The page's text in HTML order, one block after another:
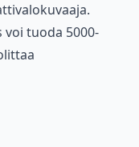
voi tuoda 5000-